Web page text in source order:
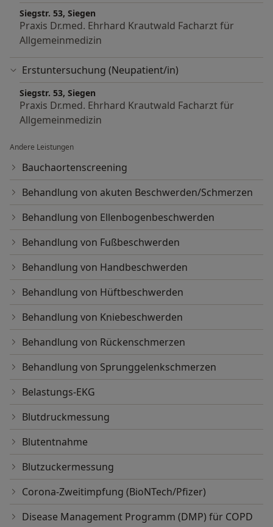
Siegstr. 53, Siegen
Praxis Dr.med. Ehrhard Krautwald Facharzt für
Allgemeinmedizin
Erstuntersuchung (Neupatient/in)
Siegstr. 53, Siegen
Praxis Dr.med. Ehrhard Krautwald Facharzt für
Allgemeinmedizin
Andere Leistungen
Bauchaortenscreening
Behandlung von akuten Beschwerden/Schmerzen
Behandlung von Ellenbogenbeschwerden
Behandlung von Fußbeschwerden
Behandlung von Handbeschwerden
Behandlung von Hüftbeschwerden
Behandlung von Kniebeschwerden
Behandlung von Rückenschmerzen
Behandlung von Sprunggelenkschmerzen
Belastungs-EKG
Blutdruckmessung
Blutentnahme
Blutzuckermessung
Corona-Zweitimpfung (BioNTech/Pfizer)
Disease Management Programm (DMP) für COPD